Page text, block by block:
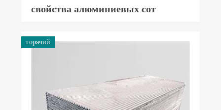
свойства алюминиевых сот
горячий